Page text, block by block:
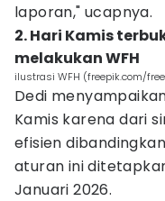
laporan," ucapnya.
2. Hari Kamis
melakukan WFH
ilustrasi WFH (freepik.com/
Dedi
Kamis karena dari
efisien
aturan ini
Januari 2026.